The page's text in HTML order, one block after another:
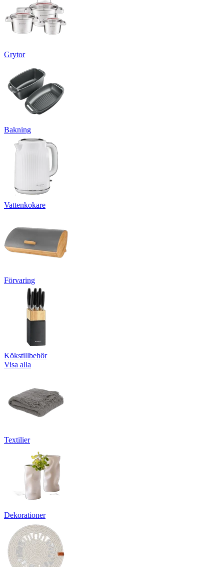
Grytor
Bakning
Vattenkokare
Förvaring
Kökstillbehör
Visa alla
Textilier
Dekorationer